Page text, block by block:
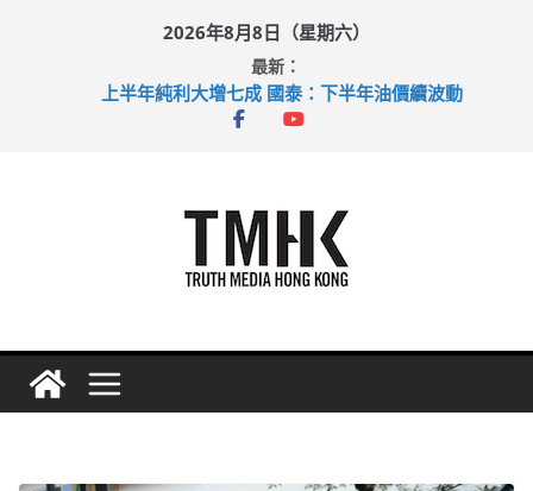
2026年8月8日（星期六）
最新：
上半年純利大增七成 國泰：下半年油價續波動
拜仁熱身賽挫維拉 啟德主場館奪錦標